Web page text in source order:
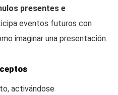
presentes e
eventos futuros con
imaginar una presentación.
activándose